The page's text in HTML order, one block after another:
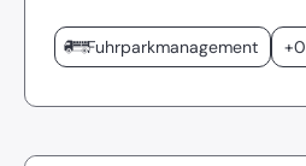
Fuhrparkmanagement +0